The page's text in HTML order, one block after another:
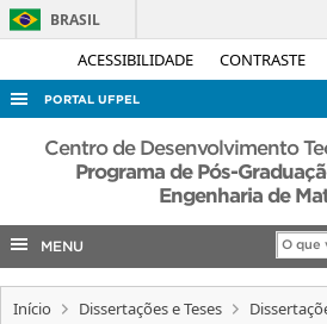
ACESSIBILIDADE CONTRASTE
BRASIL
PORTAL UFPEL
ACESSO À INFORMAÇÃO
AUDITORIA
EDITAIS
Centro de Desenvolvimento
Programa de Pós-
Engenharia de
MENU
Início Dissertações e Teses